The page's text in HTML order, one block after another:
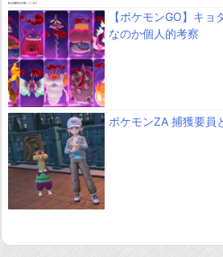
【ポケモンGO】キ
なのか個人的考察
ポケモンZA 捕獲要員